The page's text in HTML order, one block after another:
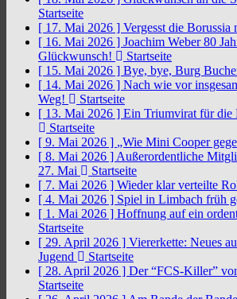
Startseite
[ 17. Mai 2026 ] Vergesst die Borussia
[ 16. Mai 2026 ] Joachim Weber 80
Glückwunsch!
Startseite
[ 15. Mai 2026 ] Bye, bye, Burg
[ 14. Mai 2026 ] Nach wie vor
Weg!
Startseite
[ 13. Mai 2026 ] Ein Triumvirat für die
Startseite
[ 9. Mai 2026 ] „Wie Mini Cooper
[ 8. Mai 2026 ] Außerordentliche
27. Mai
Startseite
[ 7. Mai 2026 ] Wieder klar verteilte
[ 4. Mai 2026 ] Spiel in Limbach früh
[ 1. Mai 2026 ] Hoffnung auf ein
Startseite
[ 29. April 2026 ] Viererkette: Neues
Jugend
Startseite
[ 28. April 2026 ] Der “FCS-Killer”
Startseite